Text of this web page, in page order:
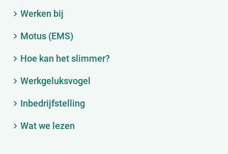
Werken bij
Motus (EMS)
Hoe kan het slimmer?
Werkgeluksvogel
Inbedrijfstelling
Wat we lezen